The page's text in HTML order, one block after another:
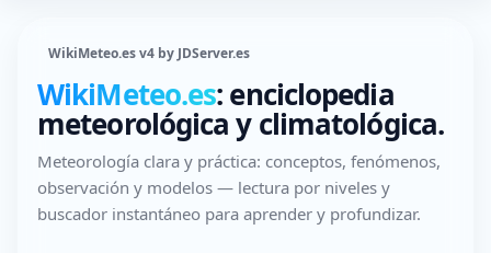
WikiMeteo.es v4 by JDServer.es
WikiMeteo.es: enciclopedia
meteorológica y climatológica.
Meteorología clara y práctica: conceptos, fenómenos,
observación y modelos — lectura por niveles y
buscador instantáneo para aprender y profundizar.